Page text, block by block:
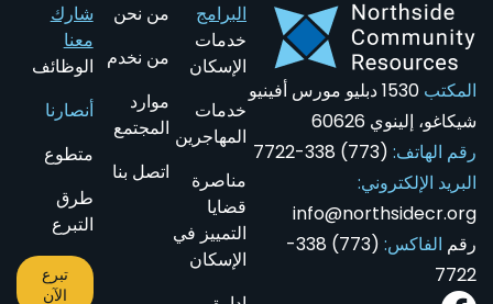
المكتب
1530 دبليو مورس أفينيو
شيكاغو، إلينوي 60626
رقم الهاتف: (773) 338-7722
البريد الإلكتروني:
info@northsidecr.org
رقم الفاكس:
(773) 338-
7722
البرامج
خدمات
الإسكان
خدمات
المهاجرين
مناصرة
قضايا
التمييز في
الإسكان
من نحن
من نخدم
موارد
المجتمع
اتصل بنا
شارك
معنا
الوظائف
أنصارنا
متطوع
طرق
التبرع
تبرع
الآن